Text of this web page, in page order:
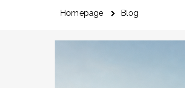
Homepage Blog